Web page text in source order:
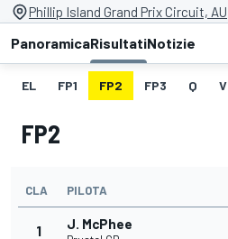
Phillip Island Grand Prix Circuit, AU
PanoramicaRisultatiNotizie
EL FP1 FP2 FP3 Q V
FP2
CLA PILOTA
1 J. McPhee